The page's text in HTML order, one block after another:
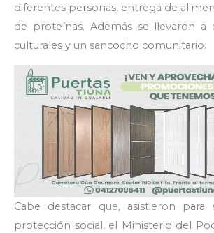
diferentes personas, entrega de
de proteínas. Además se llevaron a
culturales y un sancocho comunitario.
Cabe destacar que, asistieron para
protección social, el Ministerio del